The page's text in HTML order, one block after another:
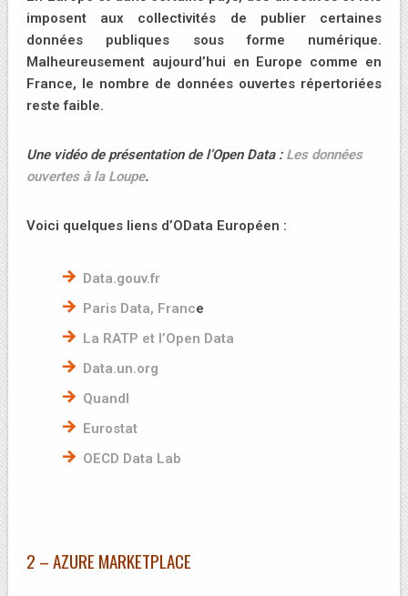
imposent aux collectivités de publier certaines
données publiques sous forme numérique.
Malheureusement aujourd’hui en Europe comme en
France, le nombre de données ouvertes répertoriées
reste faible.
Une vidéo de présentation de l’Open Data : Les données
ouvertes à la Loupe.
Voici quelques liens d’OData Européen :
Data.gouv.fr
Paris Data, France
La RATP et l’Open Data
Data.un.org
Quandl
Eurostat
OECD Data Lab
2 – AZURE MARKETPLACE